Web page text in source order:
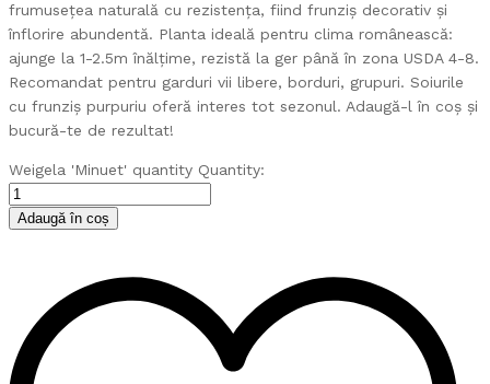
frumusețea naturală cu rezistența, fiind frunziș decorativ și
înflorire abundentă. Planta ideală pentru clima românească:
ajunge la 1-2.5m înălțime, rezistă la ger până în zona USDA 4-8.
Recomandat pentru garduri vii libere, borduri, grupuri. Soiurile
cu frunziș purpuriu oferă interes tot sezonul. Adaugă-l în coș și
bucură-te de rezultat!
Weigela 'Minuet' quantity Quantity:
Adaugă în coș